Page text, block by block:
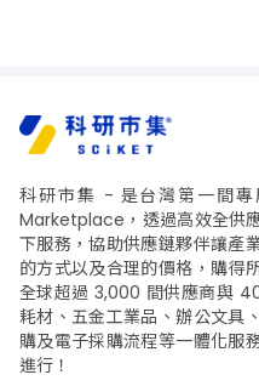
尺 黑色及其他